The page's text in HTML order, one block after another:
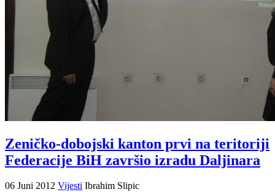
Zeničko-dobojski kanton prvi na teritoriji
Federacije BiH završio izradu Daljinara
06 Juni 2012 Vijesti Ibrahim Slipic